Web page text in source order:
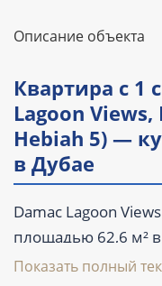
Описание объекта
Квартира с 1
Lagoon Views,
Hebiah 5) —
в Дубае
Damac Lagoon
площадью 62,6 м²
Lagoons (Al Hebiah
Показать полный